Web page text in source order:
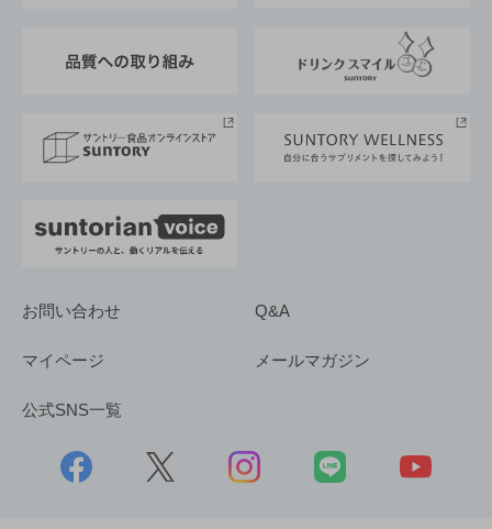
採用情報
お問い合わせ Q&A
マイページ メールマガジン
公式SNS一覧